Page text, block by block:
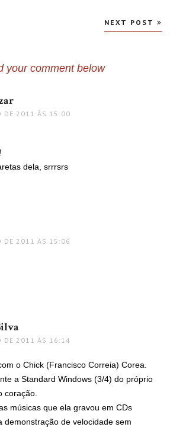
NEXT POST
your comment below
DE 2011 ÀS 15:00
dela, srrrsrs
DE 2011 ÀS 15:06
DE 2011 ÀS 16:14
o Chick (Francisco Correia) Corea.
a Standard Windows (3/4) do próprio
coração.
músicas que ela gravou em CDs
demonstração de velocidade sem